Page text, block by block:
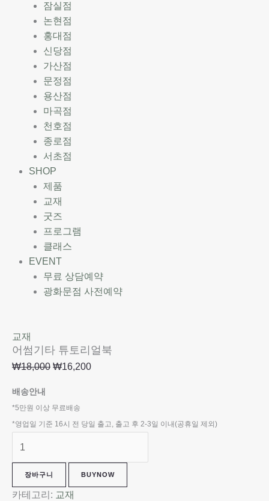
잠실점
논현점
홍대점
신당점
가산점
문정점
용산점
마곡점
천호점
종로점
서초점
SHOP
제품
교재
굿즈
프로그램
클래스
EVENT
무료 상담예약
광화문점 사전예약
교재
어썸기타 튜토리얼북
₩18,000 ₩16,200
배송안내
*5만원 이상 무료배송
*영업일 기준 16시 전 당일 출고, 출고 후 2-3일 이내(공휴일 제외)
장바구니 BUYNOW
카테고리: 교재